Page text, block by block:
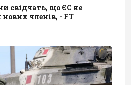
свідчать, що ЄС не
членів, - FT